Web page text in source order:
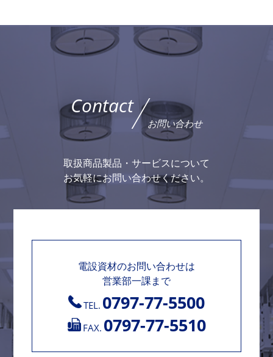
Contact
お問い合わせ
取扱商品製品・サービスについて
お気軽にお問い合わせください。
電設資材のお問い合わせは
営業部一課まで
TEL. 0797-77-5500
FAX. 0797-77-5510